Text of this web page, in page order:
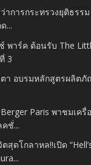
าการกระทรวงยุติธรร
...
พาร์ค ต้อนรับ The
3
า อบรมหลักสูตรผลิต
Paris พาชมเครื่
คชั่...
สุดโกลาหล!!เปิด